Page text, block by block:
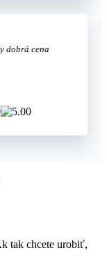
dobrá cena
tak chcete urobiť,